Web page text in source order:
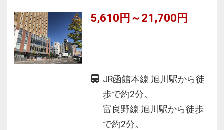
を満喫できるメニューを多数をご用意♪
※ガウンでのご利用はご遠慮ください。
5,610円～21,700円
JR函館本線 旭川駅から徒
歩で約2分。
富良野線 旭川駅から徒歩
で約2分。